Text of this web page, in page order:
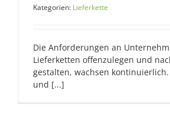
Kategorien: Lieferkette
Die Anforderungen an
Lieferketten offenzulegen und
gestalten, wachsen
und [...]